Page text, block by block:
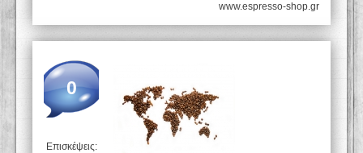
www.espresso-shop.gr
0
Επισκέψεις: